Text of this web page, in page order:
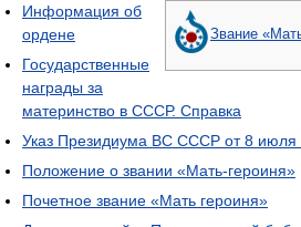
Звание
Информация об
ордене
Государственные
награды за
материнство в СССР. Справка
Указ Президиума ВС СССР от 8 июля
Положение о звании «Мать-героиня»
Почетное звание «Мать героиня»